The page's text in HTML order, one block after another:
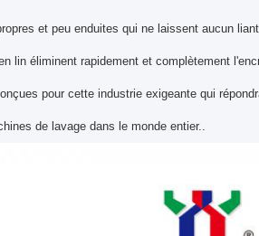
et peu enduites qui ne laissent aucun
lin éliminent rapidement et complètement
pour cette industrie exigeante qui
de lavage dans le monde entier..